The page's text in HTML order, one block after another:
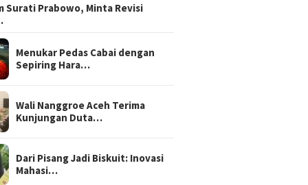
Surati Prabowo, Minta Revisi
Menukar Pedas Cabai dengan
Sepiring Hara…
Wali Nanggroe Aceh Terima
Kunjungan Duta…
Dari Pisang Jadi Biskuit: Inovasi
Mahasi…